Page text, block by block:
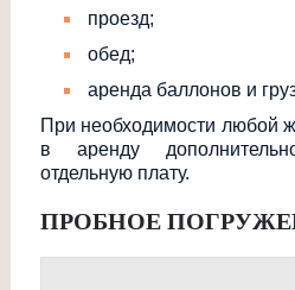
проезд;
обед;
аренда баллонов и
При необходимости любой
в аренду
отдельную плату.
ПРОБНОЕ